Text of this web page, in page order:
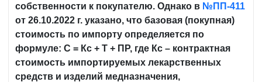
собственности к покупателю. Однако в №ПП-411
от 26.10.2022 г. указано, что базовая (покупная)
стоимость по импорту определяется по
формуле: С = Кс + Т + ПР, где Кс – контрактная
стоимость импортируемых лекарственных
средств и изделий медназначения,